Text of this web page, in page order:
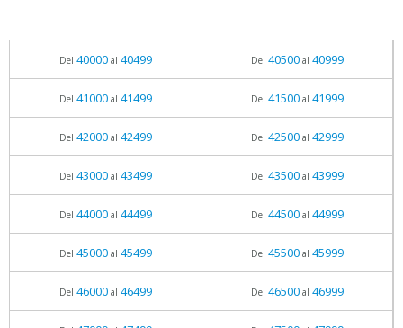
Del 40000al 40499 Del 40500al 40999
Del 41000al 41499 Del 41500al 41999
Del 42000al 42499 Del 42500al 42999
Del 43000al 43499 Del 43500al 43999
Del 44000al 44499 Del 44500al 44999
Del 45000al 45499 Del 45500al 45999
Del 46000al 46499 Del 46500al 46999